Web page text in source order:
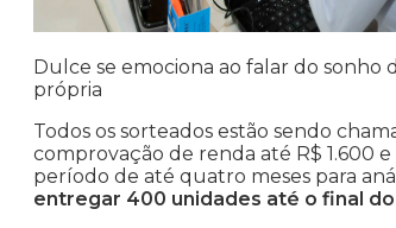
Dulce se emociona ao falar do sonho
própria
Todos os sorteados estão sendo
comprovação de renda até R$ 1.600
período de até quatro meses para
entregar 400 unidades até o final